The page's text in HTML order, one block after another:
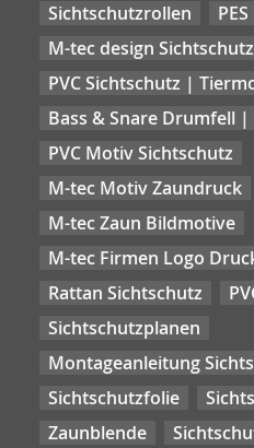
Sichtschutzrollen
M-tec design
PVC Sichtschutz |
Bass & Snare Drumfell
PVC Motiv Sichtschutz
M-tec Motiv Zaundruck
M-tec Zaun Bildmotive
M-tec Firmen Logo
Rattan Sichtschutz
Sichtschutzplanen
Montageanleitung
Sichtschutzfolie
Zaunblende